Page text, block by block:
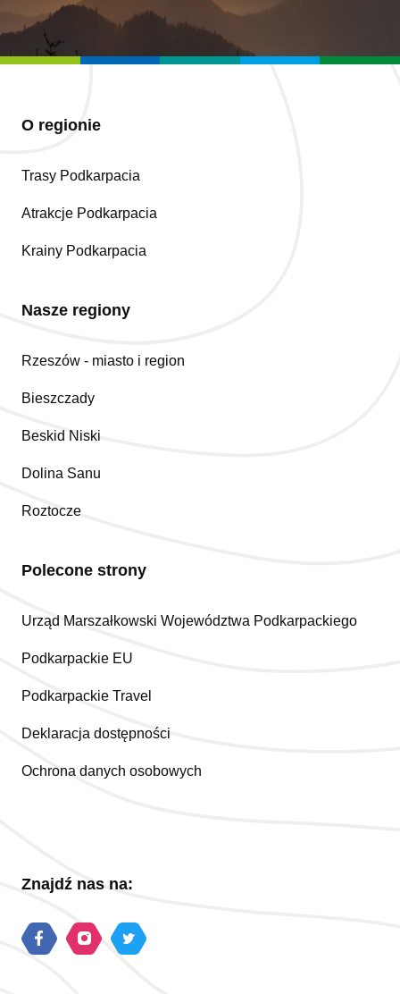
O regionie
Trasy Podkarpacia
Atrakcje Podkarpacia
Krainy Podkarpacia
Nasze regiony
Rzeszów - miasto i region
Bieszczady
Beskid Niski
Dolina Sanu
Roztocze
Polecone strony
Urząd Marszałkowski Województwa Podkarpackiego
Podkarpackie EU
Podkarpackie Travel
Deklaracja dostępności
Ochrona danych osobowych
Znajdź nas na: